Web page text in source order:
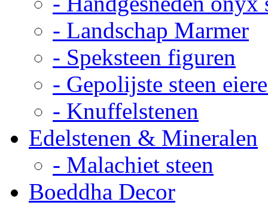
- Landschap Marmer
- Speksteen figuren
- Gepolijste steen
- Knuffelstenen
Edelstenen & Mineralen
- Malachiet steen
Boeddha Decor